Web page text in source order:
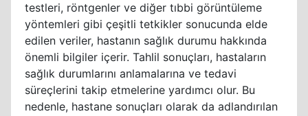
testleri, röntgenler ve diğer tıbbi görüntüleme
yöntemleri gibi çeşitli tetkikler sonucunda elde
edilen veriler, hastanın sağlık durumu hakkında
önemli bilgiler içerir. Tahlil sonuçları, hastaların
sağlık durumlarını anlamalarına ve tedavi
süreçlerini takip etmelerine yardımcı olur. Bu
nedenle, hastane sonuçları olarak da adlandırılan